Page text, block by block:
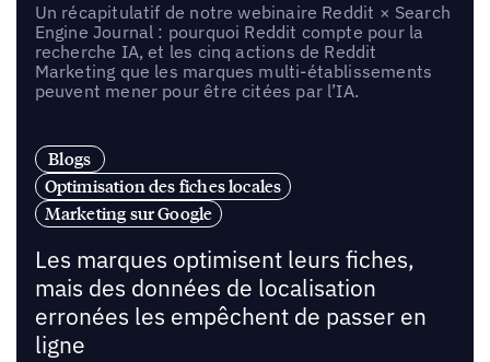
Un récapitulatif de notre webinaire Reddit × Search
Engine Journal : pourquoi Reddit compte pour la
recherche IA, et les cinq actions de Reddit
Marketing que les marques multi-établissements
peuvent mener pour être citées par l’IA.
Blogs
Optimisation des fiches locales
Marketing sur Google
Les marques optimisent leurs fiches,
mais des données de localisation
erronées les empêchent de passer en
ligne